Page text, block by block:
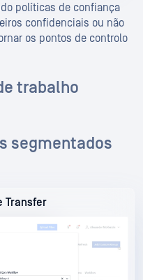
políticas de confiança
confidenciais ou não
os pontos de controlo
trabalho
segmentados
Transfer
Transfer